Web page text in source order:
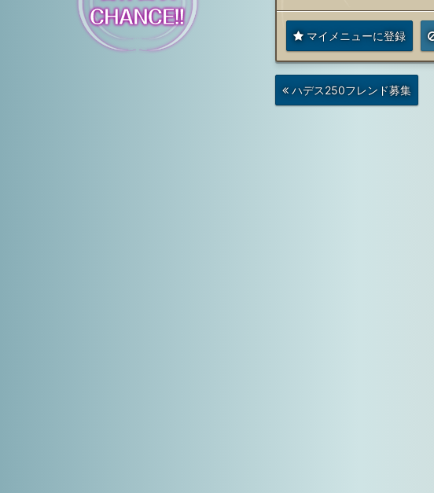
ト
召
喚
召
ト
召
ト
ポ
ー
ー
ポ
ー
マイメニューに登録
次
の
投
ハデス250フレンド募集